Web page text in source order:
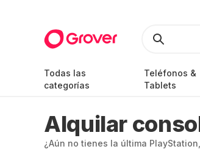
Todas las
categorías
Teléfonos &
Tablets
Alquilar
¿Aún no tienes la última